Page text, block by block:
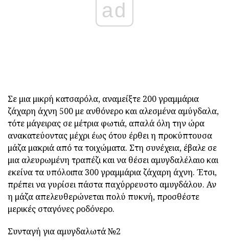
ad
Σε μια μικρή κατσαρόλα, αναμείξτε 200 γραμμάρια
ζάχαρη άχνη 500 με ανθόνερο και αλεσμένα αμύγδαλα,
τότε μάγειρας σε μέτρια φωτιά, απαλά όλη την ώρα
ανακατεύοντας μέχρι έως ότου έρθει η προκύπτουσα
μάζα μακριά από τα τοιχώματα. Στη συνέχεια, έβαλε σε
μια αλευρωμένη τραπέζι και να θέσει αμυγδαλέλαιο και
εκείνα τα υπόλοιπα 300 γραμμάρια ζάχαρη άχνη. Έτσι,
πρέπει να γυρίσει πάστα παχύρρευστο αμυγδάλου. Αν
η μάζα απελευθερώνεται πολύ πυκνή, προσθέστε
μερικές σταγόνες ροδόνερο.
Συνταγή για αμυγδαλωτά №2